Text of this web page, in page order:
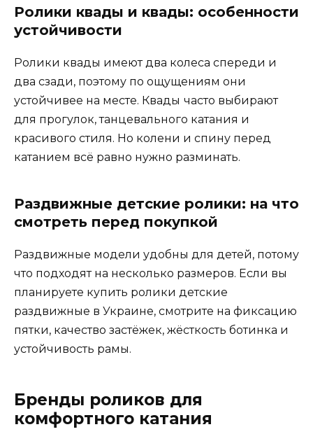
Ролики квады и квады: особенности
устойчивости
Ролики квады имеют два колеса спереди и
два сзади, поэтому по ощущениям они
устойчивее на месте. Квады часто выбирают
для прогулок, танцевального катания и
красивого стиля. Но колени и спину перед
катанием всё равно нужно разминать.
Раздвижные детские ролики: на что
смотреть перед покупкой
Раздвижные модели удобны для детей, потому
что подходят на несколько размеров. Если вы
планируете купить ролики детские
раздвижные в Украине, смотрите на фиксацию
пятки, качество застёжек, жёсткость ботинка и
устойчивость рамы.
Бренды роликов для
комфортного катания